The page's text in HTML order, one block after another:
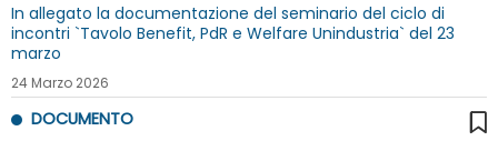
In allegato la documentazione del seminario del ciclo di
incontri `Tavolo Benefit, PdR e Welfare Unindustria` del 23
marzo
24 Marzo 2026
DOCUMENTO